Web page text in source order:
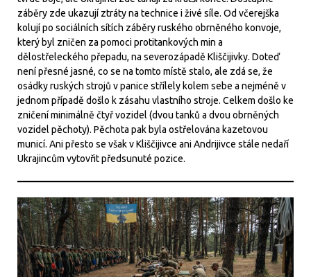
záběry zde ukazují ztráty na technice i živé síle. Od včerejška
kolují po sociálních sítích záběry ruského obrněného konvoje,
který byl zničen za pomoci protitankových min a
dělostřeleckého přepadu, na severozápadě Kliščijivky. Doteď
není přesné jasné, co se na tomto místě stalo, ale zdá se, že
osádky ruských strojů v panice střílely kolem sebe a nejméně v
jednom případě došlo k zásahu vlastního stroje. Celkem došlo ke
zničení minimálně čtyř vozidel (dvou tanků a dvou obrněných
vozidel pěchoty). Pěchota pak byla ostřelována kazetovou
municí. Ani přesto se však v Kliščijivce ani Andrijivce stále nedaří
Ukrajincům vytovřit předsunuté pozice.